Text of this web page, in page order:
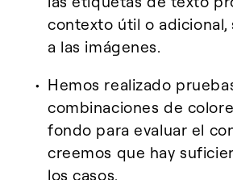
contexto útil o
a las imágenes.
Hemos realizado
combinaciones de
fondo para evaluar el
creemos que hay
los casos.